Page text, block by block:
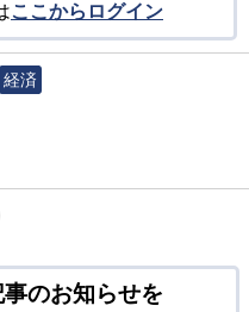
ここからログイン
経済
のお知らせを